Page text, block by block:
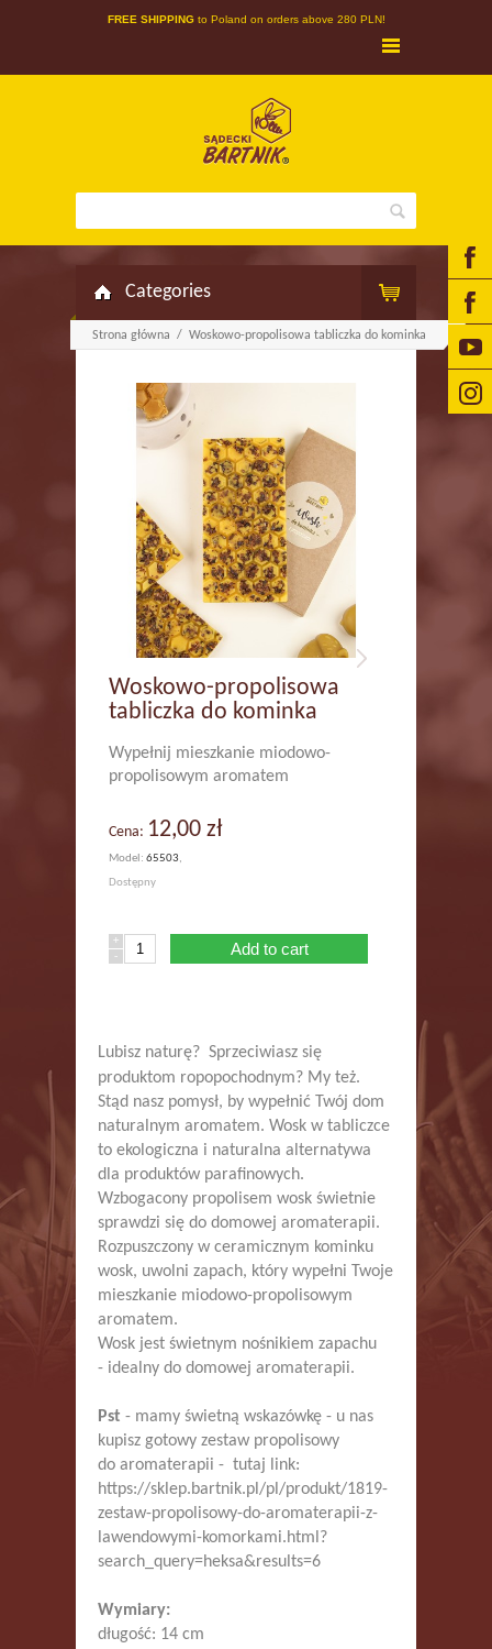
FREE SHIPPINGto Poland on orders above 280 PLN!
Categories
Strona główna / Woskowo-propolisowa tabliczka do kominka
Woskowo-propolisowa
tabliczka do kominka
Wypełnij mieszkanie miodowo-
propolisowym aromatem
Cena: 12,00 zł
Model: 65503,
Dostępny
+
-
Add to cart
Lubisz naturę? Sprzeciwiasz się
produktom ropopochodnym? My też.
Stąd nasz pomysł, by wypełnić Twój dom
naturalnym aromatem. Wosk w tabliczce
to ekologiczna i naturalna alternatywa
dla produktów parafinowych.
Wzbogacony propolisem wosk świetnie
sprawdzi się do domowej aromaterapii.
Rozpuszczony w ceramicznym kominku
wosk, uwolni zapach, który wypełni Twoje
mieszkanie miodowo-propolisowym
aromatem.
Wosk jest świetnym nośnikiem zapachu
- idealny do domowej aromaterapii.
Pst - mamy świetną wskazówkę - u nas
kupisz gotowy zestaw propolisowy
do aromaterapii - tutaj link:
https://sklep.bartnik.pl/pl/produkt/1819-
zestaw-propolisowy-do-aromaterapii-z-
lawendowymi-komorkami.html?
search_query=heksa&results=6
Wymiary:
długość: 14 cm